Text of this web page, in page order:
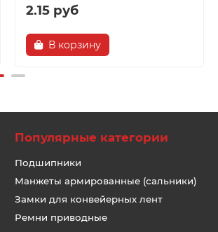
2.15 руб
В корзину
Популярные категории
Подшипники
Манжеты армированные (сальники)
Замки для конвейерных лент
Ремни приводные